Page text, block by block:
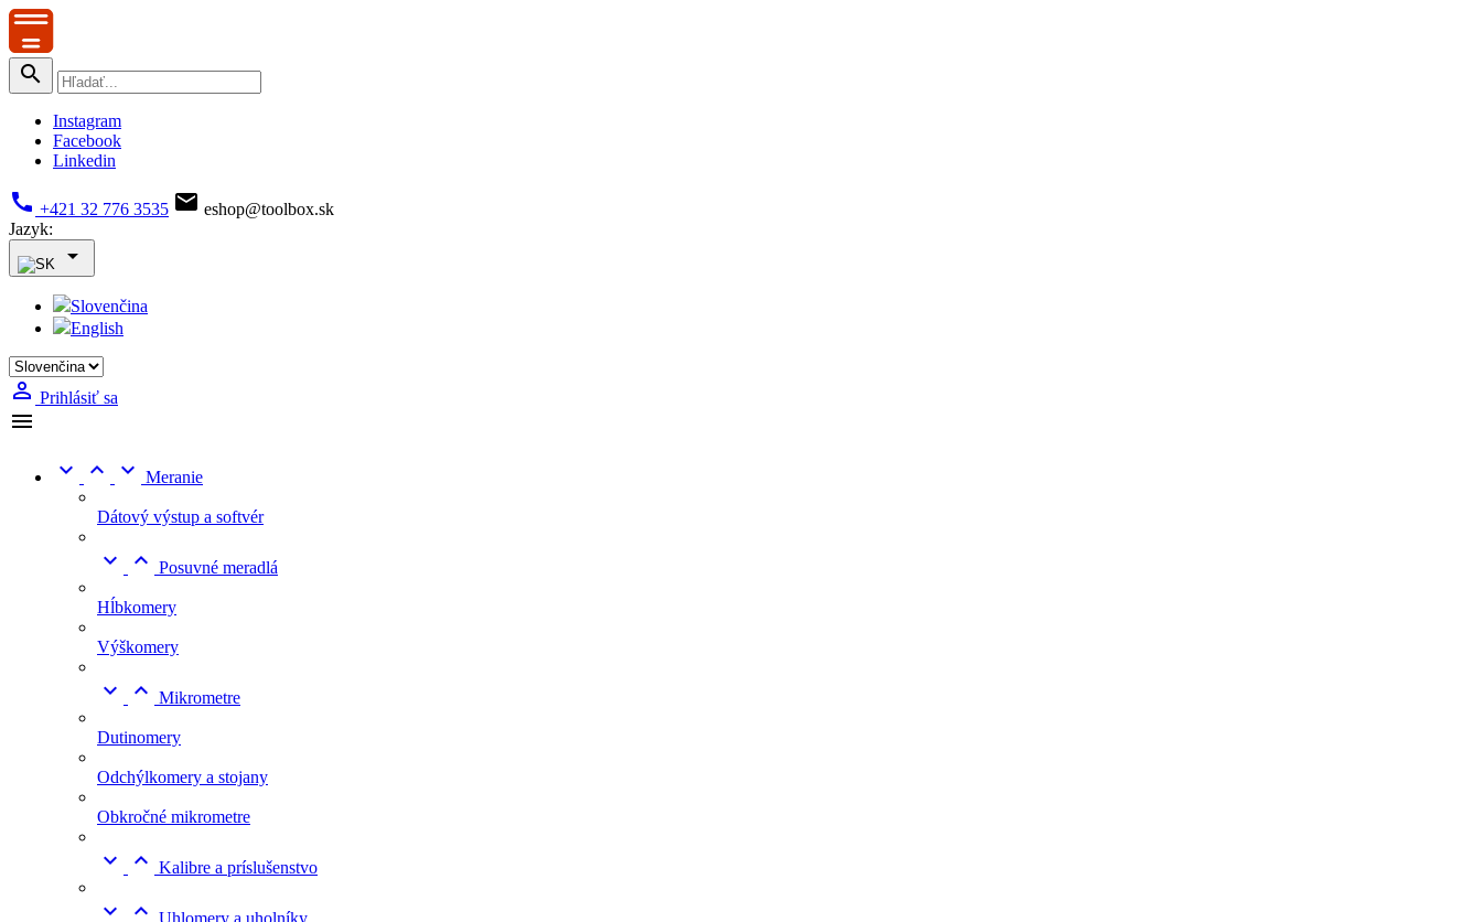

Instagram
Facebook
Linkedin
 +421 32 776 3535  eshop@toolbox.sk
Jazyk:

Slovenčina
English
 Prihlásiť sa


  Meranie
Dátový výstup a softvér
  Posuvné meradlá
Hĺbkomery
Výškomery
  Mikrometre
Dutinomery
Odchýlkomery a stojany
Obkročné mikrometre
  Kalibre a príslušenstvo
  Uhlomery a uholníky